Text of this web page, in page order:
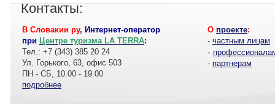
Контакты:
В Словакии ру, Интернет-оператор
при Центре туризма LA TERRA:
Тел.: +7 (343) 385 20 24
Ул. Горького, 63, офис 503
ПН - СБ, 10.00 - 19.00
подробнее
О проекте:
- частным лицам
-
- партнерам